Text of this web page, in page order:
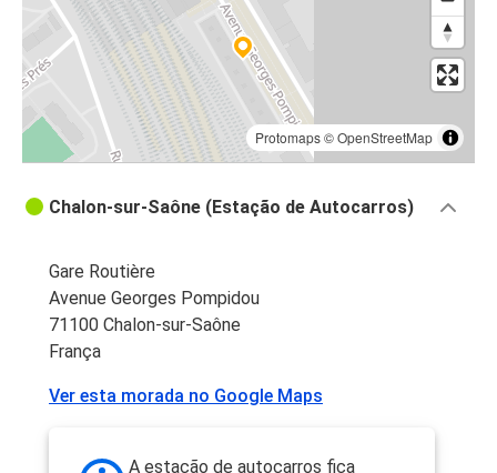
Protomaps©OpenStreetMap
Chalon-sur-Saône (Estação de Autocarros)
Gare Routière
Avenue Georges Pompidou
71100 Chalon-sur-Saône
França
Ver esta morada no Google Maps
A estação de autocarros fica